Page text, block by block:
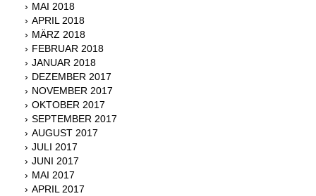
MAI 2018
APRIL 2018
MÄRZ 2018
FEBRUAR 2018
JANUAR 2018
DEZEMBER 2017
NOVEMBER 2017
OKTOBER 2017
SEPTEMBER 2017
AUGUST 2017
JULI 2017
JUNI 2017
MAI 2017
APRIL 2017